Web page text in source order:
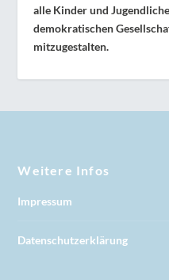
alle Kinder und
demokratischen
mitzugestalten.
Weitere Infos
Impressum
Datenschutzerklärung